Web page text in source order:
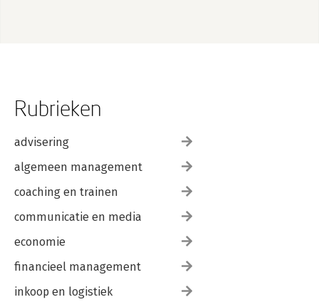
Rubrieken
advisering
algemeen management
coaching en trainen
communicatie en media
economie
financieel management
inkoop en logistiek